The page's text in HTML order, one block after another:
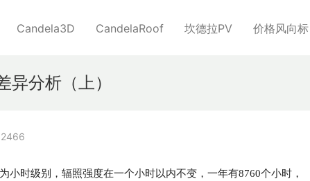
Candela3D CandelaRoof 坎德拉PV 价格风向标
分析（上）
2466
小时级别，辐照强度在一个小时以内不变，一年有8760个小时，